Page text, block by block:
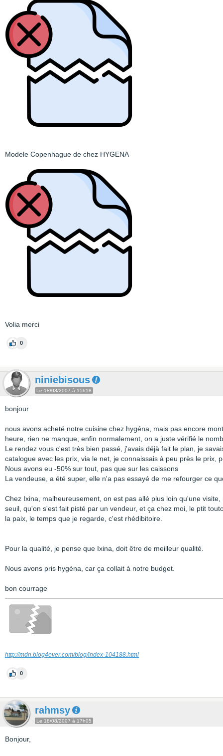
Modele Copenhague de chez HYGENA
Volia merci
0
niniebisous
Le 18/08/2007 à 15h18
bonjour
nous avons acheté notre cuisine chez hygéna, mais pas encore
heure, rien ne manque, enfin normalement, on a juste vérifié le
Le rendez vous c'est très bien passé, j'avais déjà fait le plan, je
catalogue avec les prix, via le net, je connaissais à peu près le prix,
Nous avons eu -50% sur tout, pas que sur les caissons
La vendeuse, a été super, elle n'a pas essayé de me refourger ce
Chez Ixina, malheureusement, on est pas allé plus loin qu'une
seuil, qu'on s'est fait pisté par un vendeur, et ça chez moi, le ptit
la paix, le temps que je regarde, c'est rhédibitoire.
Pour la qualité, je pense que Ixina, doit être de meilleur qualité.
Nous avons pris hygéna, car ça collait à notre budget.
bon courrage
http://mdn.blog4ever.com/blog/index-104188.html
0
rahmsy
Le 18/08/2007 à 17h05
Bonjour,